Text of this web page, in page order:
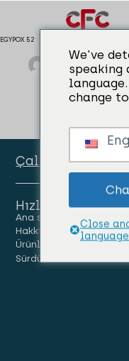
EGYPOX 52
admin 04/
Çalışan Portalı
Hızlı Linkler
Ana sayfa
Hakkımızda
Ürünler
Sürdürülebilirlik
We've
speaking
change
Close
language